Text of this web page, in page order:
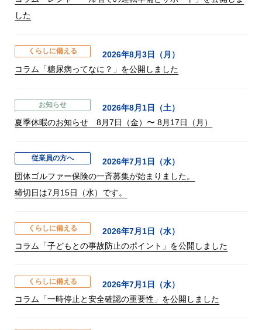
した
くらしに備える
2026年8月3日（月）
コラム「糖尿病ってなに？」を公開しました
お知らせ
2026年8月1日（土）
夏季休暇のお知らせ 8月7日（金）〜 8月17日（月）
従業員の方へ
2026年7月1日（水）
団体ゴルファー保険の一斉募集が始まりました。
締切日は7月15日（水）です。
くらしに備える
2026年7月1日（水）
コラム「子どもとの事故防止のポイント」を公開しました
くらしに備える
2026年7月1日（水）
コラム「一時停止と安全確認の重要性」を公開しました